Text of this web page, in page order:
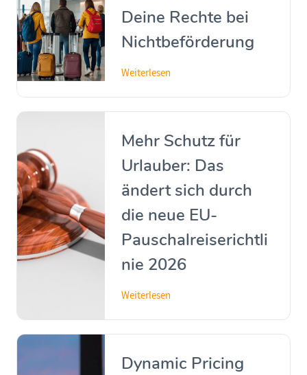
Deine Rechte bei
Nichtbeförderung
Weiterlesen
Mehr Schutz für
Urlauber: Das
ändert sich durch
die neue EU-
Pauschalreiserichtli
nie 2026
Weiterlesen
Dynamic Pricing